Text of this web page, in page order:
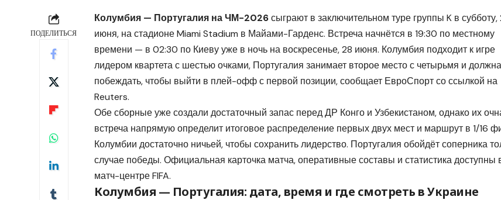
ПОДЕЛИТЬСЯ
Колумбия — Португалия на ЧМ-2026сыграют в заключительном туре группы K в субботу,
июня, на стадионе Miami Stadium в Майами-Гарденс. Встреча начнётся в 19:30 по местному
времени — в 02:30 по Киеву уже в ночь на воскресенье, 28 июня. Колумбия подходит к игре
лидером квартета с шестью очками, Португалия занимает второе место с четырьмя и должна
побеждать, чтобы выйти в плей-офф с первой позиции, сообщает ЕвроСпортсо ссылкой на
Reuters.
Обе сборные уже создали достаточный запас перед ДР Конго и Узбекистаном, однако их
встреча напрямую определит итоговое распределение первых двух мест и маршрут в 1/16
Колумбии достаточно ничьей, чтобы сохранить лидерство. Португалия обойдёт соперника
случае победы. Официальная карточка матча, оперативные составы и статистика доступны
матч-центре FIFA.
Колумбия — Португалия: дата, время и где смотреть в Украине